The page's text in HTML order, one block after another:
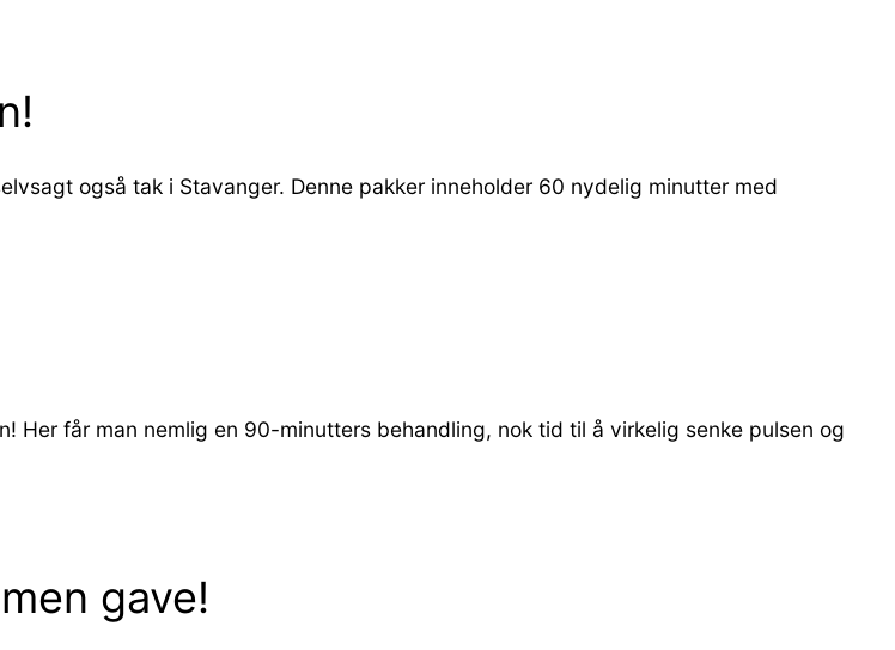
også tak i Stavanger. Denne pakker inneholder 60 nydelig minutter med
Her får man nemlig en 90-minutters behandling, nok tid til å virkelig senke pulsen og
gave!